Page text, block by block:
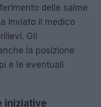
delle salme
inviato il medico
Gli
la posizione
e le eventuali
iniziative